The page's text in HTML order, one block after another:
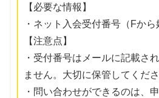
【必要な情報】
・ネット入会受付番号（Fから
【注意点】
・受付番号はメールに記載さ
ません。大切に保管してくださ
・問い合わせができるのは、